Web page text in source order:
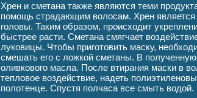
Хрен и сметана также являются теми
помощь страдающим волосам. Хрен является
головы. Таким образом, происходит
быстрее расти. Сметана смягчает
луковицы. Чтобы приготовить маску,
смешать его с ложкой сметаны. В
оливкового масла. После втирания маски в
тепловое воздействие, надеть
полотенце. Спустя полчаса все смыть водой.